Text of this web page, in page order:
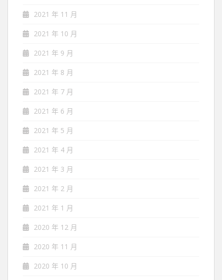
2021 年 11 月
2021 年 10 月
2021 年 9 月
2021 年 8 月
2021 年 7 月
2021 年 6 月
2021 年 5 月
2021 年 4 月
2021 年 3 月
2021 年 2 月
2021 年 1 月
2020 年 12 月
2020 年 11 月
2020 年 10 月